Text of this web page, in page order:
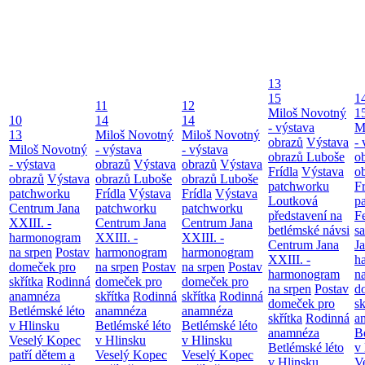
10
13
Miloš Novotný
- výstava
obrazů Výstava
patchworku
Centrum Jana
XXIII. -
harmonogram
na srpen Postav
domeček pro
skřítka Rodinná
anamnéza
Betlémské léto
v Hlinsku
Veselý Kopec
patří dětem a
11
14
Miloš Novotný
- výstava
obrazů Výstava
obrazů Luboše
Frídla Výstava
patchworku
Centrum Jana
XXIII. -
harmonogram
na srpen Postav
domeček pro
skřítka Rodinná
anamnéza
Betlémské léto
v Hlinsku
Veselý Kopec
12
14
Miloš Novotný
- výstava
obrazů Výstava
obrazů Luboše
Frídla Výstava
patchworku
Centrum Jana
XXIII. -
harmonogram
na srpen Postav
domeček pro
skřítka Rodinná
anamnéza
Betlémské léto
v Hlinsku
Veselý Kopec
13
15
Miloš Novotný
- výstava
obrazů Výstava
obrazů Luboše
Frídla Výstava
patchworku
Loutková
představení na
betlémské návsi
Centrum Jana
XXIII. -
harmonogram
na srpen Postav
domeček pro
skřítka Rodinná
anamnéza
Betlémské léto
v Hlinsku
-
v